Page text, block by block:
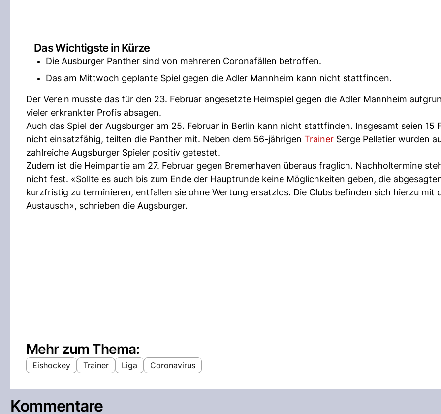
Das Wichtigste in Kürze
Die Ausburger Panther sind von mehreren Coronafällen betroffen.
Das am Mittwoch geplante Spiel gegen die Adler Mannheim kann nicht stattfinden.
Der Verein musste das für den 23. Februar angesetzte Heimspiel gegen die Adler Mannheim
vieler erkrankter Profis absagen.
Auch das Spiel der Augsburger am 25. Februar in Berlin kann nicht stattfinden. Insgesamt seien 15
nicht einsatzfähig, teilten die Panther mit. Neben dem 56-jährigen Trainer Serge Pelletier wurden
zahlreiche Augsburger Spieler positiv getestet.
Zudem ist die Heimpartie am 27. Februar gegen Bremerhaven überaus fraglich. Nachholtermine
nicht fest. «Sollte es auch bis zum Ende der Hauptrunde keine Möglichkeiten geben, die
kurzfristig zu terminieren, entfallen sie ohne Wertung ersatzlos. Die Clubs befinden sich hierzu mit
Austausch», schrieben die Augsburger.
Mehr zum Thema:
Eishockey Trainer Liga Coronavirus
Kommentare